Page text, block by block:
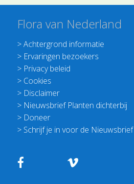
Flora van Nederland
>Achtergrond informatie
> Ervaringen bezoekers
> Privacy beleid
> Cookies
> Disclaimer
> Nieuwsbrief Planten dichterbij
> Doneer
> Schrijf je in voor de Nieuwsbrief